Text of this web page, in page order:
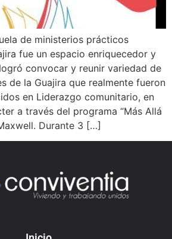
de ministerios prácticos
fue un espacio enriquecedor y
convocar y reunir variedad de
de la Guajira que realmente fueron
en Liderazgo comunitario, en
a través del programa “Más Allá
Durante 3 […]